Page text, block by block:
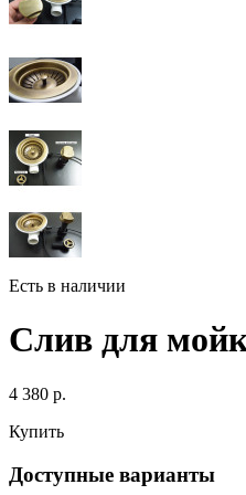
Есть в наличии
Слив для
4 380 р.
Купить
Доступные варианты